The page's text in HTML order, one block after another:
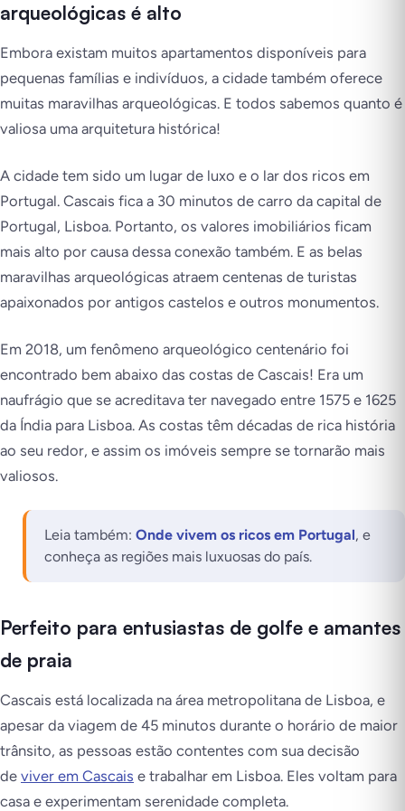
arqueológicas é alto
Embora existam muitos apartamentos disponíveis para
pequenas famílias e indivíduos, a cidade também oferece
muitas maravilhas arqueológicas. E todos sabemos quanto é
valiosa uma arquitetura histórica!
A cidade tem sido um lugar de luxo e o lar dos ricos em
Portugal. Cascais fica a 30 minutos de carro da capital de
Portugal, Lisboa. Portanto, os valores imobiliários ficam
mais alto por causa dessa conexão também. E as belas
maravilhas arqueológicas atraem centenas de turistas
apaixonados por antigos castelos e outros monumentos.
Em 2018, um fenômeno arqueológico centenário foi
encontrado bem abaixo das costas de Cascais! Era um
naufrágio que se acreditava ter navegado entre 1575 e 1625
da Índia para Lisboa. As costas têm décadas de rica história
ao seu redor, e assim os imóveis sempre se tornarão mais
valiosos.
Leia também: Onde vivem os ricos em Portugal, e
conheça as regiões mais luxuosas do país.
Perfeito para entusiastas de golfe e amantes
de praia
Cascais está localizada na área metropolitana de Lisboa, e
apesar da viagem de 45 minutos durante o horário de maior
trânsito, as pessoas estão contentes com sua decisão
de viver em Cascais e trabalhar em Lisboa. Eles voltam para
casa e experimentam serenidade completa.